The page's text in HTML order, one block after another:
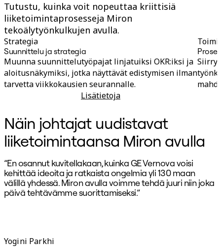
Tutustu, kuinka voit nopeuttaa kriittisiä
liiketoimintaprosesseja Miron
tekoälytyönkulkujen avulla.
Strategia
Suunnittelu ja strategia
Muunna suunnittelutyöpajat linjatuiksi OKR:iksi ja
aloitusnäkymiksi, jotka näyttävät edistymisen ilman
tarvetta viikkokausien seurannalle.
LisätietojaSuunnittelu ja strategia
Siirry
Näin johtajat uudistavat
liiketoimintaansa Miron avulla
”En osannut kuvitellakaan, kuinka GE Vernova voisi
kehittää ideoita ja ratkaista ongelmia yli 130 maan
välillä yhdessä. Miron avulla voimme tehdä juuri niin joka
päivä tehtävämme suorittamiseksi.”
Yogini Parkhi